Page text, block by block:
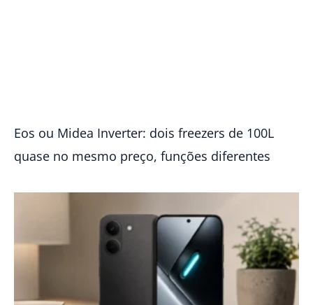
Eos ou Midea Inverter: dois freezers de 100L
quase no mesmo preço, funções diferentes